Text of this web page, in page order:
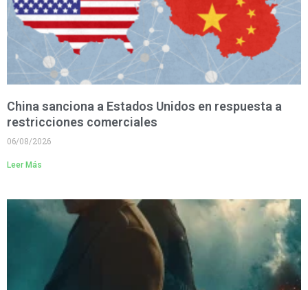
China sanciona a Estados Unidos en respuesta a
restricciones comerciales
06/08/2026
Leer Más